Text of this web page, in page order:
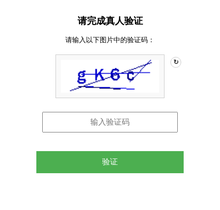
请完成真人验证
请输入以下图片中的验证码：
↻
验证